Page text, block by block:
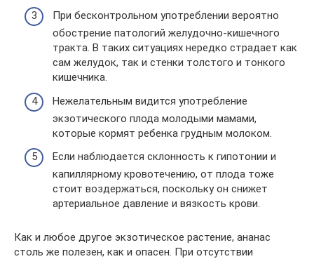
При бесконтрольном употреблении вероятно
обострение патологий желудочно-кишечного
тракта. В таких ситуациях нередко страдает как
сам желудок, так и стенки толстого и тонкого
кишечника.
Нежелательным видится употребление
экзотического плода молодыми мамами,
которые кормят ребенка грудным молоком.
Если наблюдается склонность к гипотонии и
капиллярному кровотечению, от плода тоже
стоит воздержаться, поскольку он снижет
артериальное давление и вязкость крови.
Как и любое другое экзотическое растение, ананас
столь же полезен, как и опасен. При отсутствии